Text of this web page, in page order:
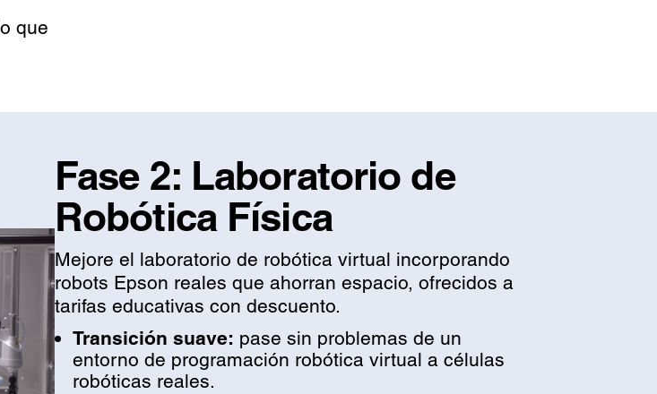
que
Fase 2: Laboratorio de
Robótica Física
Mejore el laboratorio de robótica virtual incorporando
robots Epson reales que ahorran espacio, ofrecidos a
tarifas educativas con descuento.
Transición suave: pase sin problemas de un
entorno de programación robótica virtual a células
robóticas reales.